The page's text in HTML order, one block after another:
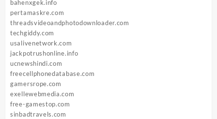
bahenxgek.info
pertamaskre.com
threadsvideoandphotodownloader.com
techgiddy.com
usalivenetwork.com
jackpotrushonline.info
ucnewshindi.com
freecellphonedatabase.com
gamersrope.com
exellewebmedia.com
free-gamestop.com
sinbadtravels.com